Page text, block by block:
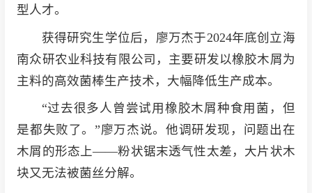
型人才。
获得研究生学位后，廖万杰于2024年底创立海
南众研农业科技有限公司，主要研发以橡胶木屑为
主料的高效菌棒生产技术，大幅降低生产成本。
“过去很多人曾尝试用橡胶木屑种食用菌，但
是都失败了。”廖万杰说。他调研发现，问题出在
木屑的形态上——粉状锯末透气性太差，大片状木
块又无法被菌丝分解。